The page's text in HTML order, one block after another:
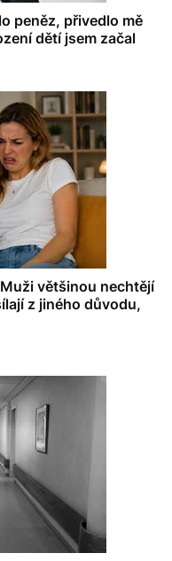
peněz, přivedlo mě
dětí jsem začal
většinou nechtějí
z jiného důvodu,